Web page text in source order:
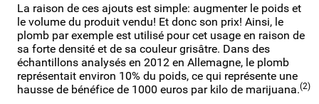
La raison de ces ajouts est simple: augmenter le poids et
le volume du produit vendu! Et donc son prix! Ainsi, le
plomb par exemple est utilisé pour cet usage en raison de
sa forte densité et de sa couleur grisâtre. Dans des
échantillons analysés en 2012 en Allemagne, le plomb
représentait environ 10% du poids, ce qui représente une
hausse de bénéfice de 1000 euros par kilo de marijuana.(2)